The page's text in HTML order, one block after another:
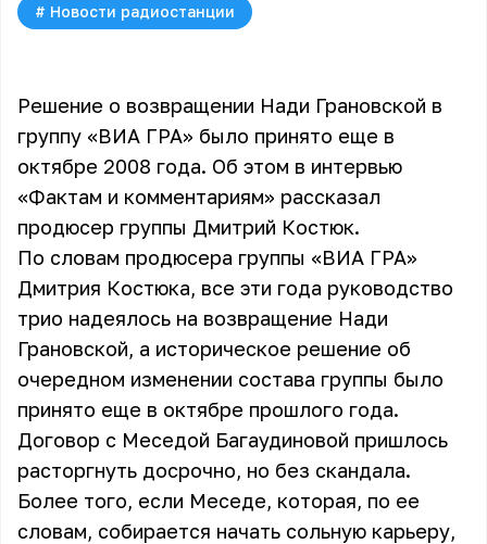
# Новости радиостанции
Решение о возвращении Нади Грановской в
группу «ВИА ГРА» было принято еще в
октябре 2008 года. Об этом в интервью
«Фактам и комментариям» рассказал
продюсер группы Дмитрий Костюк.
По словам продюсера группы «ВИА ГРА»
Дмитрия Костюка, все эти года руководство
трио надеялось на возвращение Нади
Грановской, а историческое решение об
очередном изменении состава группы было
принято еще в октябре прошлого года.
Договор с Меседой Багаудиновой пришлось
расторгнуть досрочно, но без скандала.
Более того, если Меседе, которая, по ее
словам, собирается начать сольную карьеру,